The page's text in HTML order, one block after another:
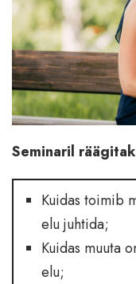
Seminaril
Kuidas toimib
elu juhtida;
Kuidas muuta
elu;